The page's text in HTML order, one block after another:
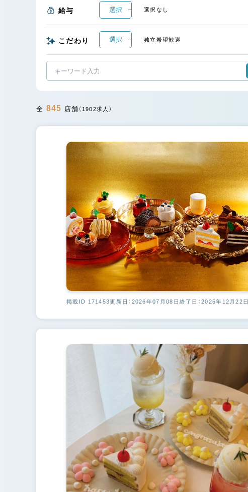
給与 選択 選択なし
こだわり 選択 独立希望歓迎
全 845 店舗 （1902求人）
掲載ID 171453更新日：2026年07月08日 終了日：2026年12月22日